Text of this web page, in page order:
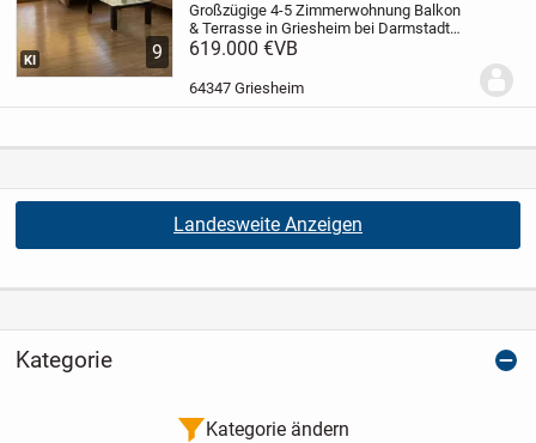
9
KI
Großzügige 4-5 Zimmerwohnung Balkon
& Terrasse in Griesheim bei Darmstadt
von privat zu
angebotenen Objekt handelt es sich um
619.000 €VB
64347 Griesheim
Landesweite Anzeigen
Kategorie
Kategorie ändern